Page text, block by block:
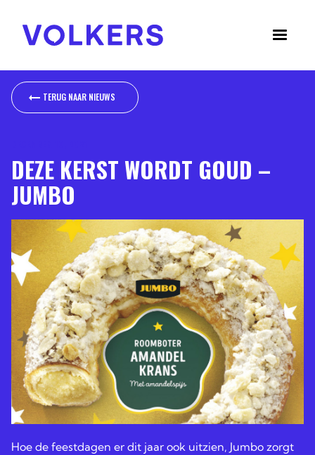
TERUG NAAR NIEUWS
DEZE KERST WORDT GOUD –
JUMBO
Hoe de feestdagen er dit jaar ook uitzien, Jumbo zorgt